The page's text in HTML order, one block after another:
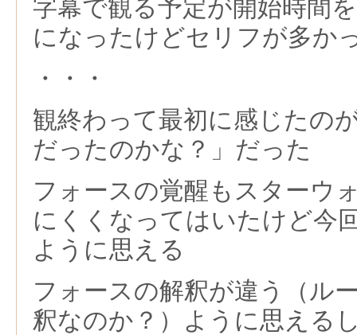
字幕で観る予定が開始時間
になったけどセリフが多か
・・・
観終わって最初に感じたの
だったのかな？」だった
フォースの覚醒もスターウ
にくくなってはいたけど今
ように思える
フォースの解釈が違う（ル
釈なのか？）ように思える